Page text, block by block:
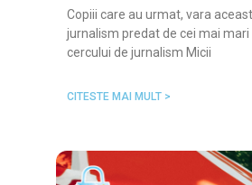
Copiii care au urmat, vara
jurnalism predat de cei mai
cercului de jurnalism Micii
CITESTE MAI MULT >